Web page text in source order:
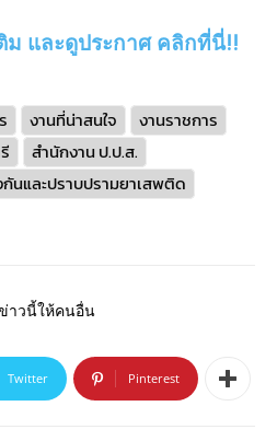
ม และดูประกาศ คลิกที่นี่!!
งานที่น่าสนใจ
งานราชการ
สำนักงาน ป.ป.ส.
นและปราบปรามยาเสพติด
าวนี้ให้คนอื่น
Twitter Pinterest